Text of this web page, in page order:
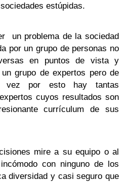
estúpidas.
un problema de la sociedad
por un grupo de personas no
en puntos de vista y
grupo de expertos pero de
vez por esto hay tantas
cuyos resultados son
currículum de sus
mire a su equipo o al
con ninguno de los
diversidad y casi seguro que